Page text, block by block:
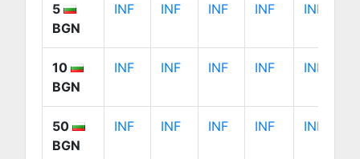
5
BGN
INF INF INF INF INF
10
BGN
INF INF INF INF INF
50
BGN
INF INF INF INF INF